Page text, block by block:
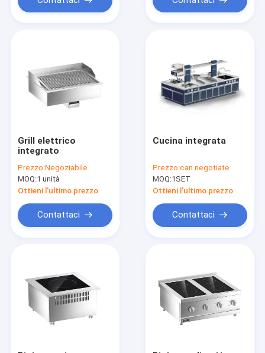
Casa.
Prodotti
Grill elettrico
integrato
Prezzo:Negoziabile
MOQ:1 unità
Ottieni l'ultimo prezzo
Contattaci
Cucina integrata
Prezzo:can negotiate
MOQ:1SET
Ottieni l'ultimo prezzo
Contattaci